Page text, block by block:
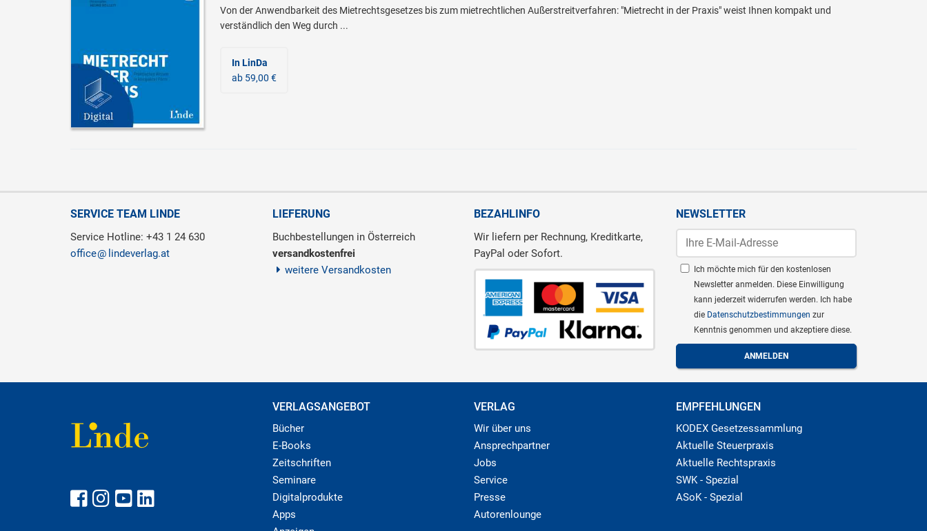
Von der Anwendbarkeit des Mietrechtsgesetzes bis zum mietrechtlichen Außerstreitverfahren: "Mietrecht in der Praxis" weist Ihnen kompakt und
verständlich den Weg durch ...
In LinDa
ab 59,00 €
SERVICE TEAM LINDE
Service Hotline: +43 1 24 630
office
lindeverlag.at
LIEFERUNG
Buchbestellungen in Österreich
versandkostenfrei
weitere Versandkosten
BEZAHLINFO
Wir liefern per Rechnung, Kreditkarte,
PayPal oder Sofort.
NEWSLETTER
Ich möchte mich für den kostenlosen
Newsletter anmelden. Diese Einwilligung
kann jederzeit widerrufen werden. Ich habe
die Datenschutzbestimmungen zur
Kenntnis genommen und akzeptiere diese.
VERLAGSANGEBOT
Bücher
E-Books
Zeitschriften
Seminare
Digitalprodukte
Apps
VERLAG
Wir über uns
Ansprechpartner
Jobs
Service
Presse
Autorenlounge
EMPFEHLUNGEN
KODEX Gesetzessammlung
Aktuelle Steuerpraxis
Aktuelle Rechtspraxis
SWK - Spezial
ASoK - Spezial